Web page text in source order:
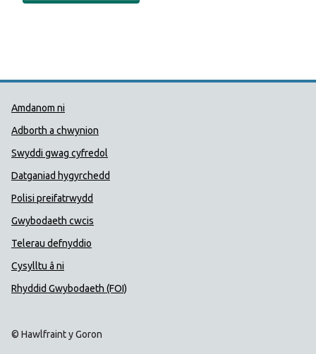
Dolenni Cymorth Iechyd
Amdanom ni
Adborth a chwynion
Swyddi gwag cyfredol
Datganiad hygyrchedd
Polisi preifatrwydd
Gwybodaeth cwcis
Telerau defnyddio
Cysylltu â ni
Rhyddid Gwybodaeth (FOI)
© Hawlfraint y Goron